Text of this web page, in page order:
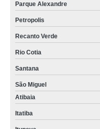
Parque Alexandre
Petropolis
Recanto Verde
Rio Cotia
Santana
São Miguel
Atibaia
Itatiba